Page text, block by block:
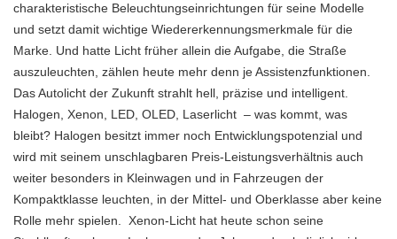
charakteristische Beleuchtungseinrichtungen für seine Modelle
und setzt damit wichtige Wiedererkennungsmerkmale für die
Marke. Und hatte Licht früher allein die Aufgabe, die Straße
auszuleuchten, zählen heute mehr denn je Assistenzfunktionen.
Das Autolicht der Zukunft strahlt hell, präzise und intelligent.
Halogen, Xenon, LED, OLED, Laserlicht – was kommt, was
bleibt? Halogen besitzt immer noch Entwicklungspotenzial und
wird mit seinem unschlagbaren Preis-Leistungsverhältnis auch
weiter besonders in Kleinwagen und in Fahrzeugen der
Kompaktklasse leuchten, in der Mittel- und Oberklasse aber keine
Rolle mehr spielen. Xenon-Licht hat heute schon seine